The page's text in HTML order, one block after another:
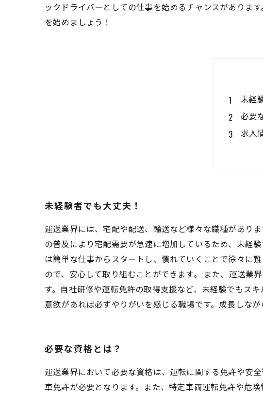
ックドライバーとしての仕事を始めるチャンスがありま
を始めましょう！
未経
必要
求人
配
未経験者でも大丈夫！
運送業界には、宅配や配送、輸送など様々な職種があり
の普及により宅配需要が急速に増加しているため、未経
は簡単な仕事からスタートし、慣れていくことで徐々に
ので、安心して取り組むことができます。 また、運送業
す。自社研修や運転免許の取得支援など、未経験でもス
意欲があれば必ずやりがいを感じる職場です。成長しな
必要な資格とは？
運送業界において必要な資格は、運転に関する免許や安
車免許が必要となります。また、特定車両運転免許や危